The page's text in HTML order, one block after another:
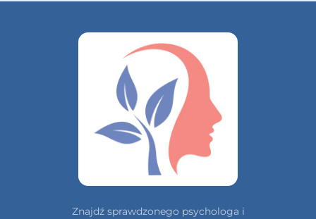
Znajdź sprawdzonego psychologa i